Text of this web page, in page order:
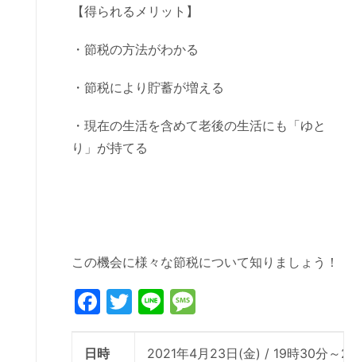
【得られるメリット】
・節税の方法がわかる
・節税により貯蓄が増える
・現在の生活を含めて老後の生活にも「ゆと
り」が持てる
この機会に様々な節税について知りましょう！
Facebook
Twitter
Line
日時 2021年4月23日(金) / 19時30分～